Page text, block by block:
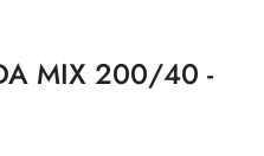
MIX 200/40 -